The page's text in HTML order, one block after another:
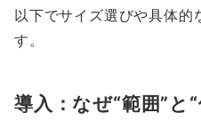
以下でサイズ選びや具体的
す。
導入：なぜ“範囲”と